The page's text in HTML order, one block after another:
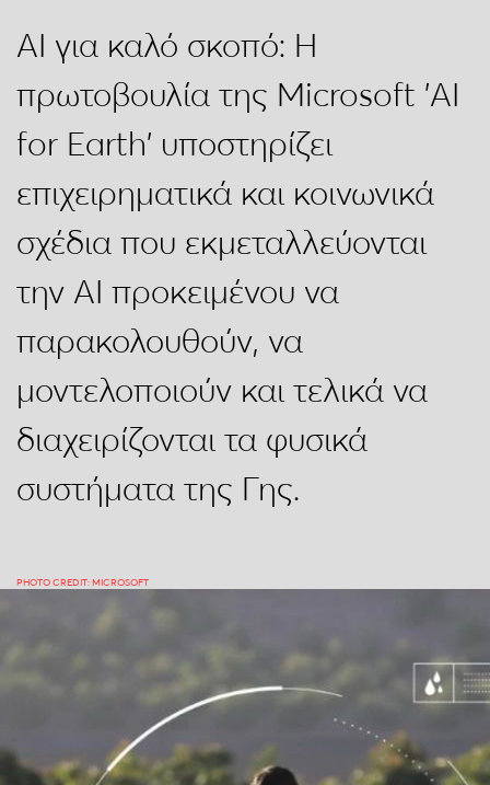
AI για καλό σκοπό: Η
πρωτοβουλία της Microsoft 'AI
for Earth' υποστηρίζει
επιχειρηματικά και κοινωνικά
σχέδια που εκμεταλλεύονται
την ΑΙ προκειμένου να
παρακολουθούν, να
μοντελοποιούν και τελικά να
διαχειρίζονται τα φυσικά
συστήματα της Γης.
PHOTO CREDIT: MICROSOFT